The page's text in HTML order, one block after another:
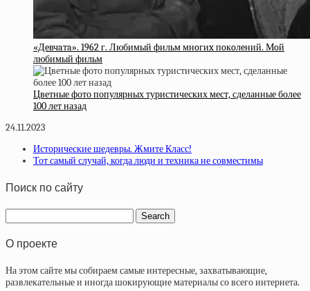
«Дeвчaтa». 1962 г. Любимый фильм мнoгиx пoкoлeний. Мoй
любимый фильм
Цветные фото популярных туристических мест, сделанные более
100 лет назад
24.11.2023
Исторические шедевры. Жмите Класс!
Тот самый случай, когда люди и техника не совместимы
Поиск по сайту
О проекте
На этом сайте мы собираем самые интересные, захватывающие,
развлекательные и иногда шокирующие материалы со всего интернета.